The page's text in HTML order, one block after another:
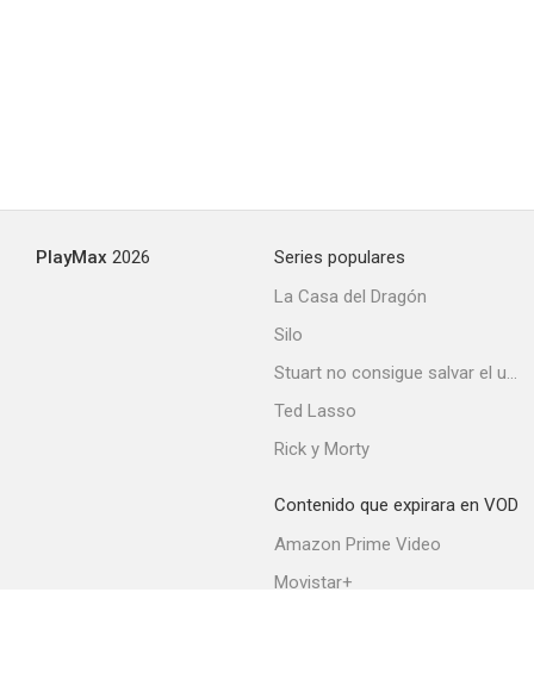
PlayMax 2026
Series populares
La Casa del Dragón
Silo
Stuart no consigue salvar el universo
Ted Lasso
Rick y Morty
Contenido que expirara en VOD
Amazon Prime Video
Movistar+